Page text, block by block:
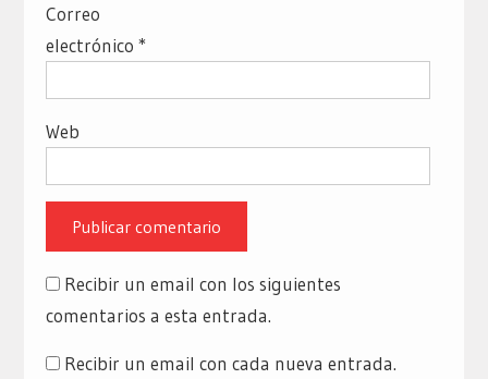
Correo
electrónico *
Web
Recibir un email con los siguientes
comentarios a esta entrada.
Recibir un email con cada nueva entrada.